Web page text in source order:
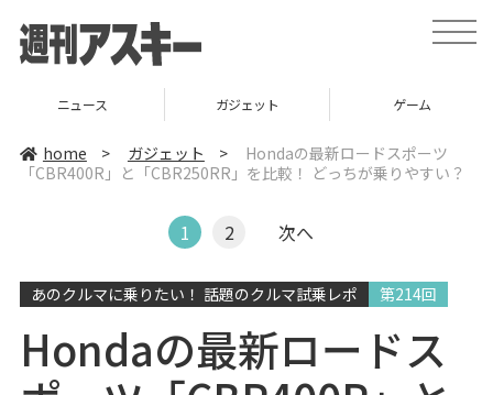
t
o
ニュース ガジェット ゲーム
home > ガジェット >
Hondaの最新ロードスポーツ
「CBR400R」と「CBR250RR」を比較！ どっちが乗りやすい？
1 2 次へ
あのクルマに乗りたい！ 話題のクルマ試乗レポ 第214回
Hondaの最新ロードス